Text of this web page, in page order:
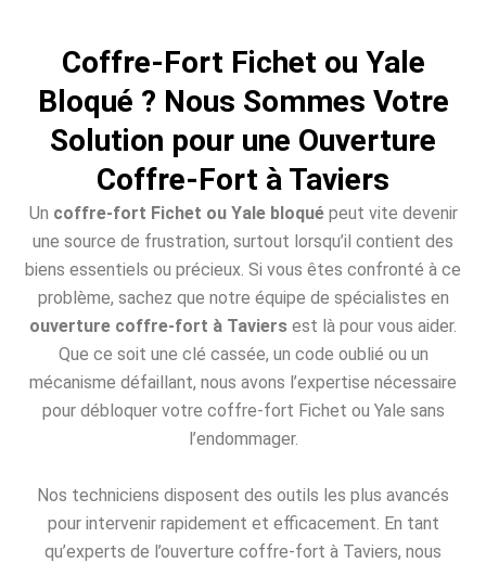
Coffre-Fort Fichet ou Yale
Bloqué ? Nous Sommes Votre
Solution pour une Ouverture
Coffre-Fort à Taviers
Un coffre-fort Fichet ou Yale bloquépeut vite devenir
une source de frustration, surtout lorsqu’il contient des
biens essentiels ou précieux. Si vous êtes confronté à ce
problème, sachez que notre équipe de spécialistes en
ouverture coffre-fort à Taviers est là pour vous aider.
Que ce soit une clé cassée, un code oublié ou un
mécanisme défaillant, nous avons l’expertise nécessaire
pour débloquer votre coffre-fort Fichet ou Yale sans
l’endommager.
Nos techniciens disposent des outils les plus avancés
pour intervenir rapidement et efficacement. En tant
qu’experts de l’ouverture coffre-fort à Taviers, nous